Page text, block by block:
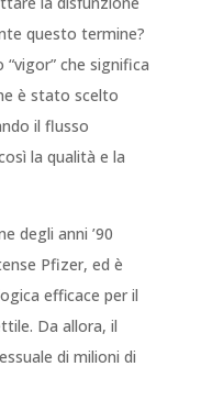
questo termine?
“vigor” che significa
è stato scelto
il flusso
la qualità e la
degli anni ’90
Pfizer, ed è
efficace per il
Da allora, il
di milioni di